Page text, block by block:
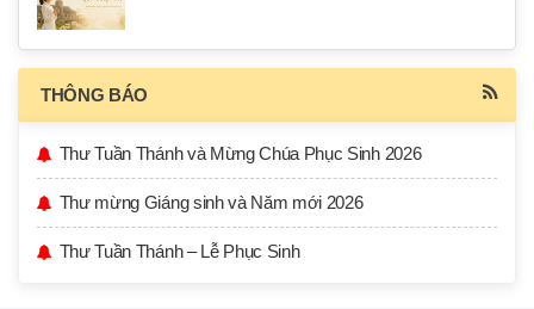
THÔNG BÁO
Thư Tuần Thánh và Mừng Chúa Phục Sinh 2026
Thư mừng Giáng sinh và Năm mới 2026
Thư Tuần Thánh – Lễ Phục Sinh